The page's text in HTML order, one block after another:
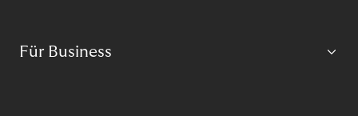
Für Business